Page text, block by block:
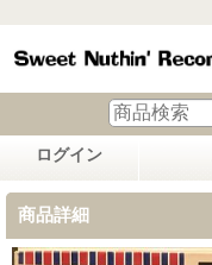
ログイン
商品詳細